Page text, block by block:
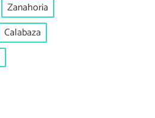
Zanahoria
Calabaza